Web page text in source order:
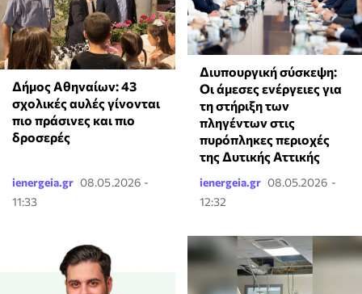
Δήμος Αθηναίων: 43
σχολικές αυλές γίνονται
πιο πράσινες και πιο
δροσερές
ienergeia.gr 08.05.2026 -
11:33
Διυπουργική σύσκεψη:
Οι άμεσες ενέργειες για
τη στήριξη των
πληγέντων στις
πυρόπληκες περιοχές
της Δυτικής Αττικής
ienergeia.gr 08.05.2026 -
12:32